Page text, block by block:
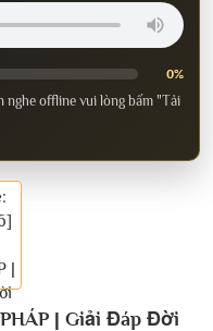
0%
nghe offline vui lòng bấm "Tải
| Giải Đáp Đời